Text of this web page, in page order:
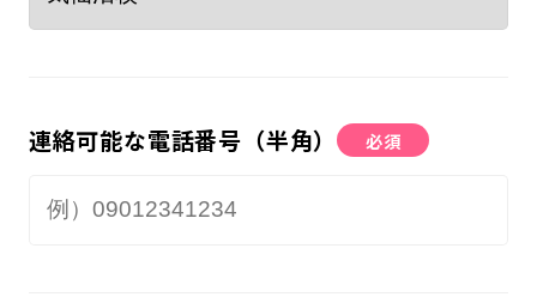
連絡可能な電話番号（半角） 必須